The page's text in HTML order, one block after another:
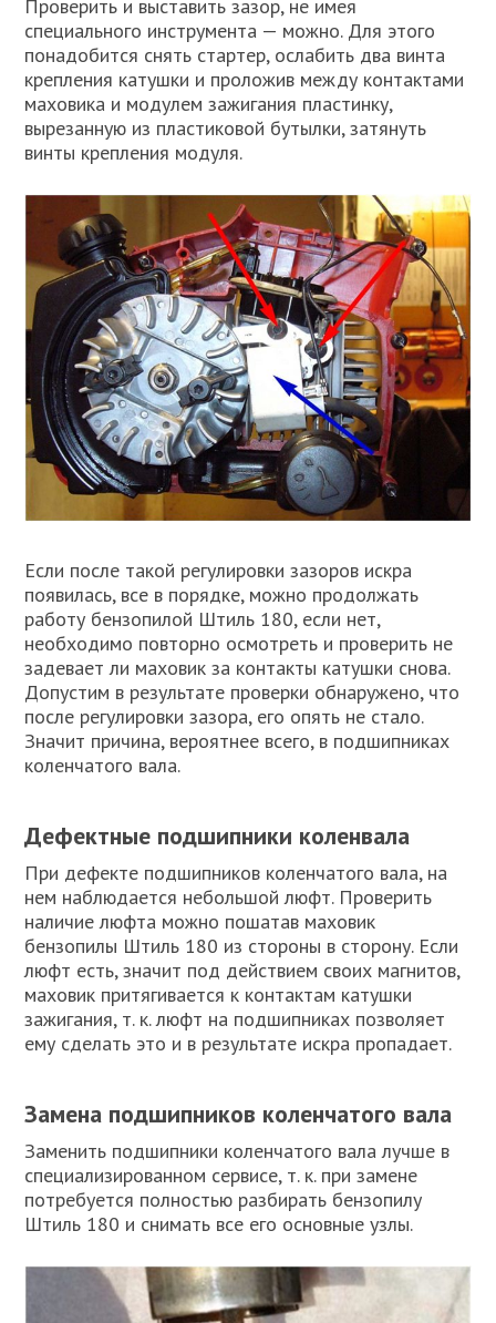
Проверить и выставить зазор, не имея
специального инструмента — можно. Для этого
понадобится снять стартер, ослабить два винта
крепления катушки и проложив между контактами
маховика и модулем зажигания пластинку,
вырезанную из пластиковой бутылки, затянуть
винты крепления модуля.
Если после такой регулировки зазоров искра
появилась, все в порядке, можно продолжать
работу бензопилой Штиль 180, если нет,
необходимо повторно осмотреть и проверить не
задевает ли маховик за контакты катушки снова.
Допустим в результате проверки обнаружено, что
после регулировки зазора, его опять не стало.
Значит причина, вероятнее всего, в подшипниках
коленчатого вала.
Дефектные подшипники коленвала
При дефекте подшипников коленчатого вала, на
нем наблюдается небольшой люфт. Проверить
наличие люфта можно пошатав маховик
бензопилы Штиль 180 из стороны в сторону. Если
люфт есть, значит под действием своих магнитов,
маховик притягивается к контактам катушки
зажигания, т. к. люфт на подшипниках позволяет
ему сделать это и в результате искра пропадает.
Замена подшипников коленчатого вала
Заменить подшипники коленчатого вала лучше в
специализированном сервисе, т. к. при замене
потребуется полностью разбирать бензопилу
Штиль 180 и снимать все его основные узлы.